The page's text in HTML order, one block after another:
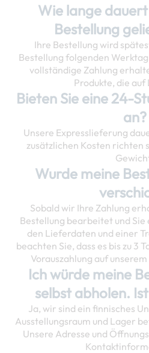
Wie lange
Bestellung
Ihre Bestellung wird
Bestellung folgenden
vollständige Zahlung
Produkte, die auf
Bieten Sie eine 24-
an?
Unsere Expresslieferung
zusätzlichen Kosten richten
Wurde meine
Sobald wir Ihre Zahlung
Bestellung bearbeitet und
den Lieferdaten und einer
beachten Sie, dass es bis zu 3
Vorauszahlung auf
Ich würde meine
selbst abholen.
Ja, wir sind ein finnisches
Ausstellungsraum und Lager
Unsere Adresse und